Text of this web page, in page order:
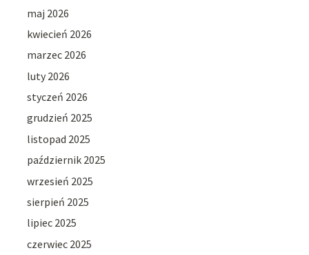
maj 2026
kwiecień 2026
marzec 2026
luty 2026
styczeń 2026
grudzień 2025
listopad 2025
październik 2025
wrzesień 2025
sierpień 2025
lipiec 2025
czerwiec 2025